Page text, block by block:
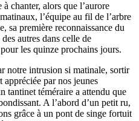
chanter, alors que l’aurore
l’équipe au fil de l’arbre
sa première reconnaissance du
autres dans celle de
les quinze prochains jours.
notre intrusion si matinale, sortir
par nos jeunes
tantinet téméraire a attendu que
A l’abord d’un petit ru,
grâce à un pont de singe fortuit